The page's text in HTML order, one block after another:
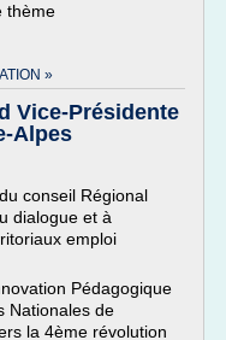
thème
»
Vice-Présidente
Alpes
conseil Régional
dialogue et à
emploi
Pédagogique
Nationales de
la 4ème révolution